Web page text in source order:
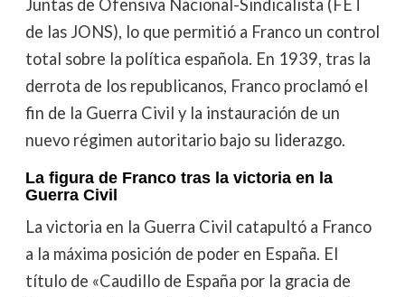
Juntas de Ofensiva Nacional-Sindicalista (FET
de las JONS), lo que permitió a Franco un control
total sobre la política española. En 1939, tras la
derrota de los republicanos, Franco proclamó el
fin de la Guerra Civil y la instauración de un
nuevo régimen autoritario bajo su liderazgo.
La figura de Franco tras la victoria en la
Guerra Civil
La victoria en la Guerra Civil catapultó a Franco
a la máxima posición de poder en España. El
título de «Caudillo de España por la gracia de